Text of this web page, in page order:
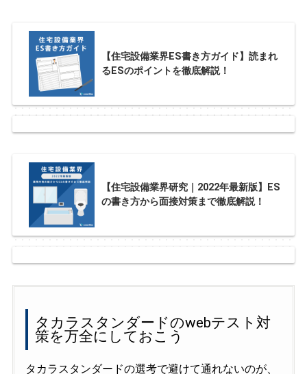
【住宅設備業界ES書き方ガイド】読まれ
るESのポイントを徹底解説！
【住宅設備業界研究｜2022年最新版】ES
の書き方から面接対策まで徹底解説！
タカラスタンダードのwebテスト対
策を万全にしておこう
タカラスタンダードの選考で避けて通れないのが、